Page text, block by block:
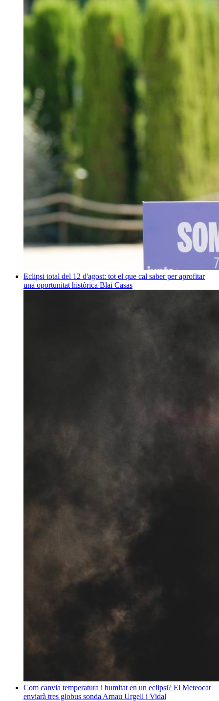
Eclipsi total del 12 d'agost: tot el que cal saber per aprofitar
una oportunitat històrica Blai Casas
Com canvia temperatura i humitat en un eclipsi? El Meteocat
enviarà tres globus sonda Arnau Urgell i Vidal